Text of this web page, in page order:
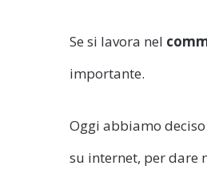
Se si lavora nel
importante.
Oggi abbiamo
su internet, per dare